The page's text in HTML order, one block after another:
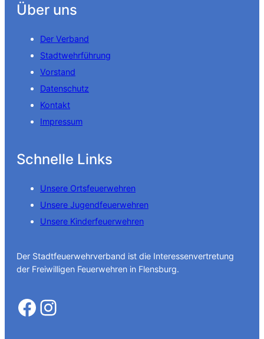
Über uns
Der Verband
Stadtwehrführung
Vorstand
Datenschutz
Kontakt
Impressum
Schnelle Links
Unsere Ortsfeuerwehren
Unsere Jugendfeuerwehren
Unsere Kinderfeuerwehren
Der Stadtfeuerwehrverband ist die Interessenvertretung
der Freiwilligen Feuerwehren in Flensburg.
Facebook Instagram